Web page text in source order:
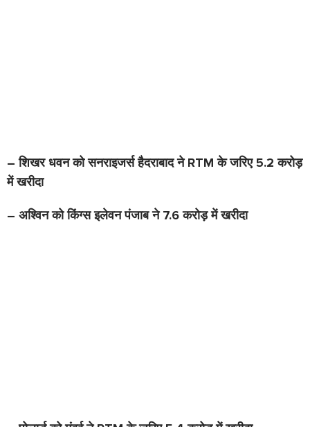
– शिखर धवन को सनराइजर्स हैदराबाद ने RTM के जरिए 5.2 करोड़
में खरीदा
– अश्विन को किंग्स इलेवन पंजाब ने7.6 करोड़ में खरीदा